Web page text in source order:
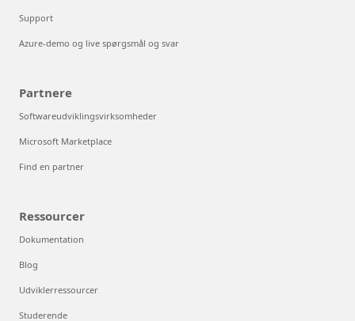
Support
Azure-demo og live spørgsmål og svar
Partnere
Softwareudviklingsvirksomheder
Microsoft Marketplace
Find en partner
Ressourcer
Dokumentation
Blog
Udviklerressourcer
Studerende